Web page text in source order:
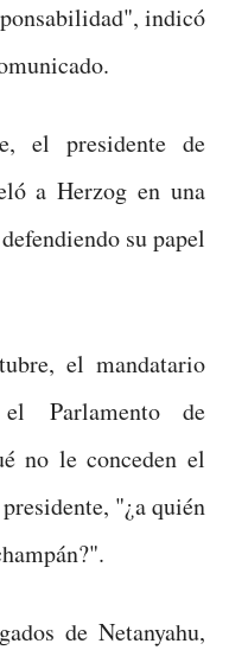
indicó
el presidente de
a Herzog en una
su papel
el mandatario
Parlamento de
no le conceden el
"¿a quién
de Netanyahu,